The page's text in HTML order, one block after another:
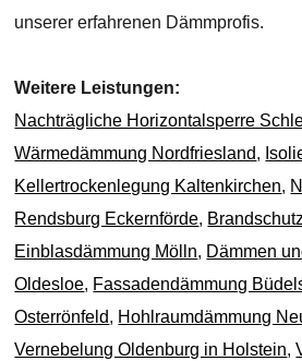
unserer erfahrenen Dämmprofis.
Weitere Leistungen:
Nachträgliche Horizontalsperre
Wärmedämmung Nordfriesland,
Kellertrockenlegung Kaltenkirchen,
Rendsburg Eckernförde,
Einblasdämmung Mölln, Dämmen
Oldesloe, Fassadendämmung
Osterrönfeld, Hohlraumdämmung
Vernebelung Oldenburg in Holstein,